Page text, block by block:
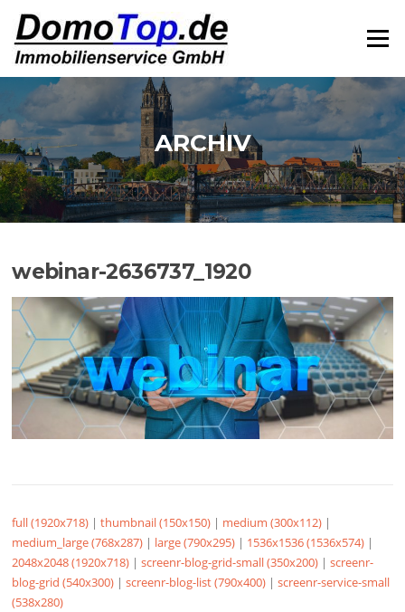
Inhalt
springen
Menü
ARCHIV
webinar-2636737_1920
full (1920x718) |thumbnail (150x150) | medium (300x112) |
medium_large (768x287) | large (790x295) | 1536x1536 (1536x574) |
2048x2048 (1920x718) |screenr-blog-grid-small (350x200) |screenr-
blog-grid (540x300) |screenr-blog-list (790x400) |screenr-service-small
(538x280)